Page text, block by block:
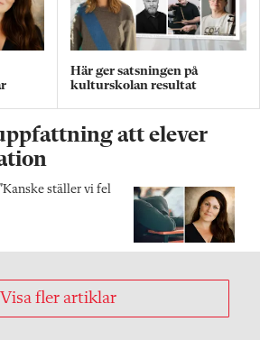
Här ger satsningen på
kulturskolan resultat
att elever
ställer vi fel
Visa fler artiklar